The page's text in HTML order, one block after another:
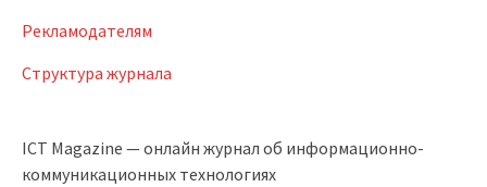
Рекламодателям
Структура журнала
ICT Magazine — онлайн журнал об информационно-
коммуникационных технологиях